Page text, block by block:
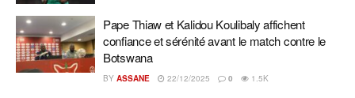
Pape Thiaw et Kalidou Koulibaly affichent
confiance et sérénité avant le match contre le
Botswana
BY ASSANE 22/12/2025 0 1.5K